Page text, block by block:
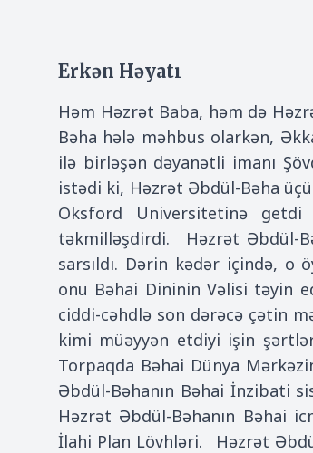
Erkən Həyatı
Həm Həzrət Baba, həm də
Bəha hələ məhbus olarkən,
ilə birləşən dəyanətli imanı
istədi ki, Həzrət Əbdül-Bəha
Oksford Universitetinə
təkmilləşdirdi. Həzrət Əbdül-
sarsıldı. Dərin kədər içində, o
onu Bəhai Dininin Vəlisi təyin
ciddi-cəhdlə son dərəcə çətin
kimi müəyyən etdiyi işin
Torpaqda Bəhai Dünya
Əbdül-Bəhanın Bəhai İnzibati
Həzrət Əbdül-Bəhanın Bəhai
İlahi Plan Lövhləri. Həzrət